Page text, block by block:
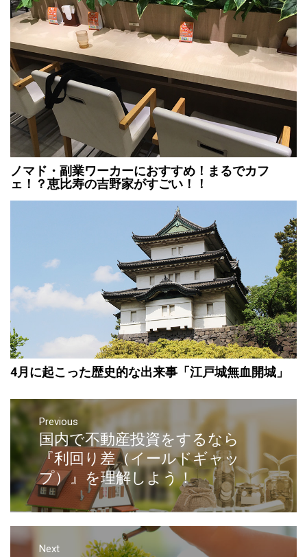
ノマド・副業ワーカーにおすすめ！まるでカフ
ェ！？恵比寿の吉野家がすごい！！
4月に起こった歴史的な出来事「江戸城無血開城」
Previous
国内で不動産投資をするなら
『利回り差（イールドギャッ
プ）』を理解しよう！
Next